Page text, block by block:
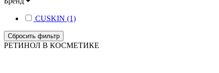
CUSKIN (1)
Сбросить фильтр
РЕТИНОЛ В КОСМЕТИКЕ